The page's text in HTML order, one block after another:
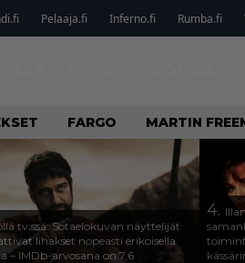
Pelaaja.fi Inferno.fi Rumba.fi
FARGO MARTIN
tv:ssä: Sotaelokuvan näyttelijät
lihakset nopeasti erikoisella
– IMDb-arvosana on 7,6
4.